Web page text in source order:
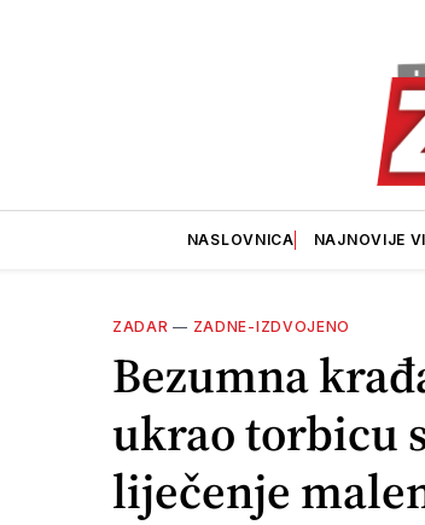
NASLOVNICA NAJNOVIJE
ZADAR — ZADNE-IZDVOJENO
Bezumna
ukrao torbicu
liječenje